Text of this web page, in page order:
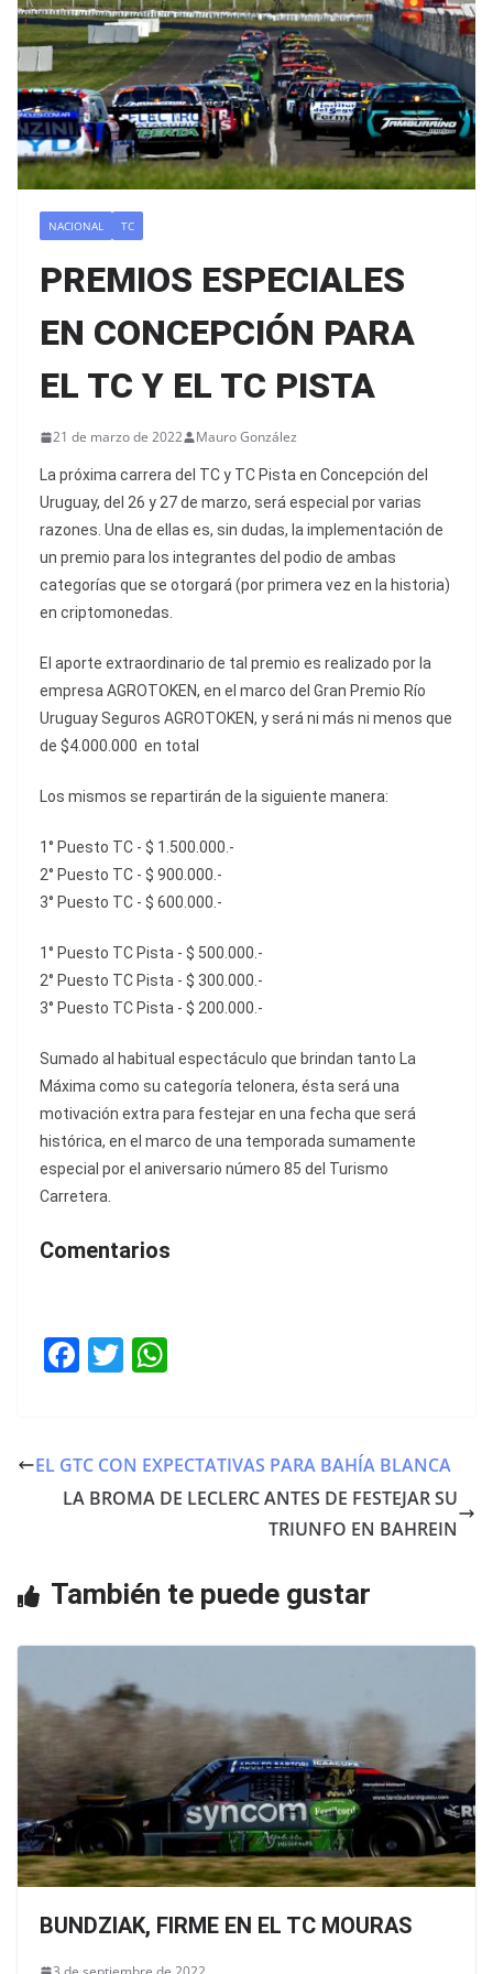
NACIONAL TC
PREMIOS ESPECIALES
EN CONCEPCIÓN PARA
EL TC Y EL TC PISTA
21 de marzo de 2022 Mauro González
La próxima carrera del TC y TC Pista en Concepción del
Uruguay, del 26 y 27 de marzo, será especial por varias
razones. Una de ellas es, sin dudas, la implementación de
un premio para los integrantes del podio de ambas
categorías que se otorgará (por primera vez en la historia)
en criptomonedas.
El aporte extraordinario de tal premio es realizado por la
empresa AGROTOKEN, en el marco del Gran Premio Río
Uruguay Seguros AGROTOKEN, y será ni más ni menos que
de $4.000.000 en total
Los mismos se repartirán de la siguiente manera:
1° Puesto TC - $ 1.500.000.-
2° Puesto TC - $ 900.000.-
3° Puesto TC - $ 600.000.-
1° Puesto TC Pista - $ 500.000.-
2° Puesto TC Pista - $ 300.000.-
3° Puesto TC Pista - $ 200.000.-
Sumado al habitual espectáculo que brindan tanto La
Máxima como su categoría telonera, ésta será una
motivación extra para festejar en una fecha que será
histórica, en el marco de una temporada sumamente
especial por el aniversario número 85 del Turismo
Carretera.
Comentarios
F
e
b
k
T
er s
A
EL GTC CON EXPECTATIVAS PARA BAHÍA BLANCA
LA BROMA DE LECLERC ANTES DE FESTEJAR SU
TRIUNFO EN BAHREIN
También te puede gustar
BUNDZIAK, FIRME EN EL TC MOURAS